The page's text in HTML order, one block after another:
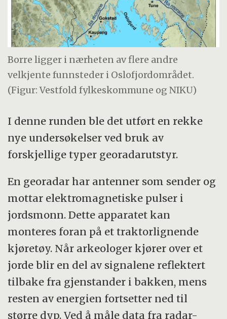
Borre ligger i nærheten av flere andre
velkjente funnsteder i Oslofjordområdet.
(Figur: Vestfold fylkeskommune og NIKU)
I denne runden ble det utført en rekke
nye undersøkelser ved bruk av
forskjellige typer georadarutstyr.
En georadar har antenner som sender og
mottar elektromagnetiske pulser i
jordsmonn. Dette apparatet kan
monteres foran på et traktorlignende
kjøretøy. Når arkeologer kjører over et
jorde blir en del av signalene reflektert
tilbake fra gjenstander i bakken, mens
resten av energien fortsetter ned til
større dyp. Ved å måle data fra radar-